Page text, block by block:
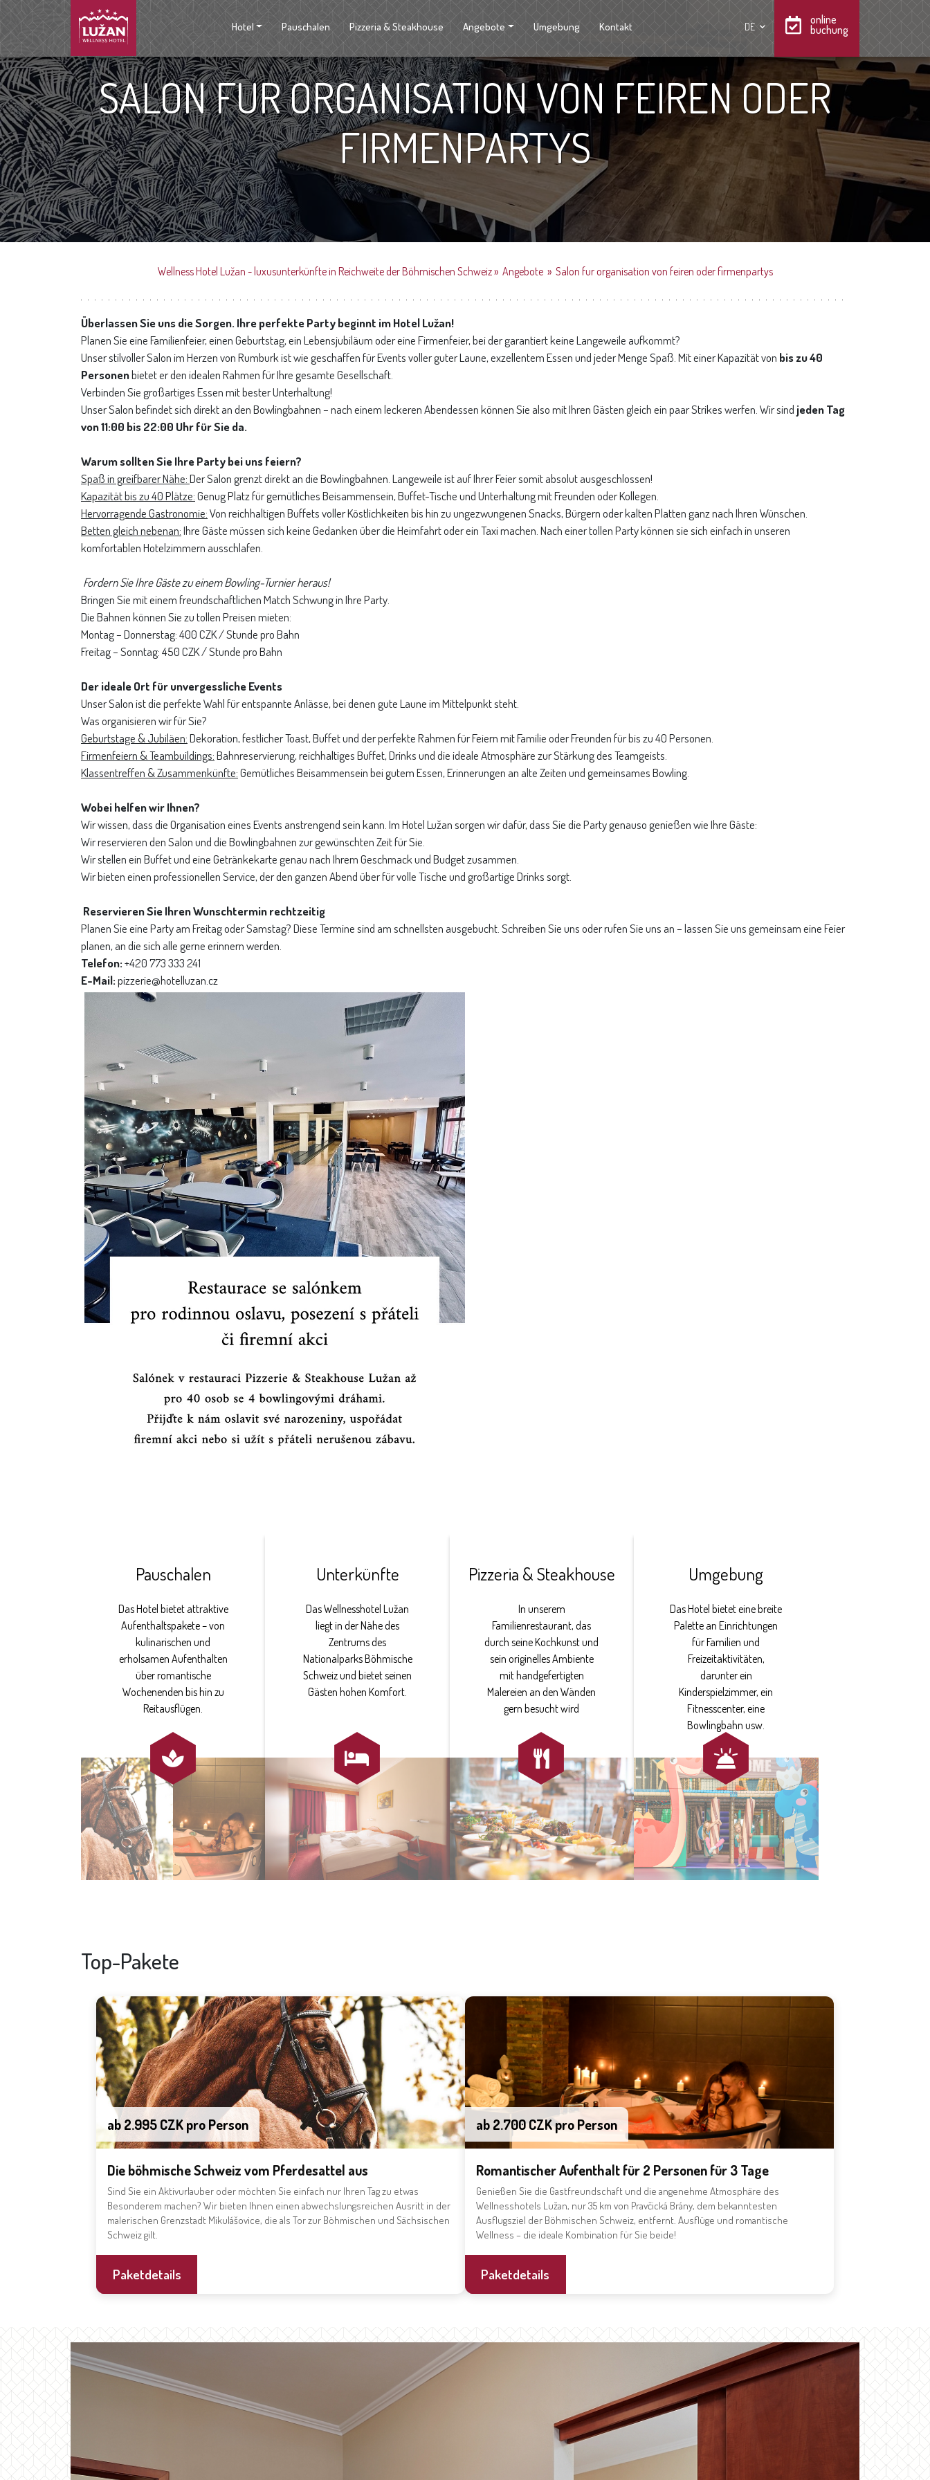
Hotel Pauschalen Pizzeria & Steakhouse Angebote Umgebung Kontakt DE
online
buchung
SALON FUR ORGANISATION VON FEIREN ODER
FIRMENPARTYS
Wellness Hotel Lužan - luxusunterkünfte in Reichweite der Böhmischen Schweiz» Angebote» Salon fur organisation von feiren oder firmenpartys
Überlassen Sie uns die Sorgen. Ihre perfekte Party beginnt im Hotel Lužan!
Planen Sie eine Familienfeier, einen Geburtstag, ein Lebensjubiläum oder eine Firmenfeier, bei der garantiert keine Langeweile aufkommt?
Unser stilvoller Salon im Herzen von Rumburk ist wie geschaffen für Events voller guter Laune, exzellentem Essen und jeder Menge Spaß. Mit einer Kapazität von bis zu 40
Personenbietet er den idealen Rahmen für Ihre gesamte Gesellschaft.
Verbinden Sie großartiges Essen mit bester Unterhaltung!
Unser Salon befindet sich direkt an den Bowlingbahnen – nach einem leckeren Abendessen können Sie also mit Ihren Gästen gleich ein paar Strikes werfen. Wir sind jeden Tag
von 11:00 bis 22:00 Uhr für Sie da.
Warum sollten Sie Ihre Party bei uns feiern?
Spaß in greifbarer Nähe:Der Salon grenzt direkt an die Bowlingbahnen. Langeweile ist auf Ihrer Feier somit absolut ausgeschlossen!
Kapazität bis zu 40 Plätze:Genug Platz für gemütliches Beisammensein, Buffet-Tische und Unterhaltung mit Freunden oder Kollegen.
Hervorragende Gastronomie:Von reichhaltigen Buffets voller Köstlichkeiten bis hin zu ungezwungenen Snacks, Bürgern oder kalten Platten ganz nach Ihren Wünschen.
Betten gleich nebenan:Ihre Gäste müssen sich keine Gedanken über die Heimfahrt oder ein Taxi machen. Nach einer tollen Party können sie sich einfach in unseren
komfortablen Hotelzimmern ausschlafen.
Fordern Sie Ihre Gäste zu einem Bowling-Turnier heraus!
Bringen Sie mit einem freundschaftlichen Match Schwung in Ihre Party.
Die Bahnen können Sie zu tollen Preisen mieten:
Montag – Donnerstag: 400 CZK / Stunde pro Bahn
Freitag – Sonntag: 450 CZK / Stunde pro Bahn
Der ideale Ort für unvergessliche Events
Unser Salon ist die perfekte Wahl für entspannte Anlässe, bei denen gute Laune im Mittelpunkt steht.
Was organisieren wir für Sie?
Geburtstage & Jubiläen:Dekoration, festlicher Toast, Buffet und der perfekte Rahmen für Feiern mit Familie oder Freunden für bis zu 40 Personen.
Firmenfeiern & Teambuildings:Bahnreservierung, reichhaltiges Buffet, Drinks und die ideale Atmosphäre zur Stärkung des Teamgeists.
Klassentreffen & Zusammenkünfte:Gemütliches Beisammensein bei gutem Essen, Erinnerungen an alte Zeiten und gemeinsames Bowling.
Wobei helfen wir Ihnen?
Wir wissen, dass die Organisation eines Events anstrengend sein kann. Im Hotel Lužan sorgen wir dafür, dass Sie die Party genauso genießen wie Ihre Gäste:
Wir reservieren den Salon und die Bowlingbahnen zur gewünschten Zeit für Sie.
Wir stellen ein Buffet und eine Getränkekarte genau nach Ihrem Geschmack und Budget zusammen.
Wir bieten einen professionellen Service, der den ganzen Abend über für volle Tische und großartige Drinks sorgt.
Reservieren Sie Ihren Wunschtermin rechtzeitig
Planen Sie eine Party am Freitag oder Samstag? Diese Termine sind am schnellsten ausgebucht. Schreiben Sie uns oder rufen Sie uns an – lassen Sie uns gemeinsam eine Feier
planen, an die sich alle gerne erinnern werden.
Telefon:+420 773 333 241
E-Mail:pizzerie@hotelluzan.cz
Pauschalen
Das Hotel bietet attraktive
Aufenthaltspakete – von
kulinarischen und
erholsamen Aufenthalten
über romantische
Wochenenden bis hin zu
Reitausflügen.

Unterkünfte
Das Wellnesshotel Lužan
liegt in der Nähe des
Zentrums des
Nationalparks Böhmische
Schweiz und bietet seinen
Gästen hohen Komfort.

Pizzeria & Steakhouse
In unserem
Familienrestaurant, das
durch seine Kochkunst und
sein originelles Ambiente
mit handgefertigten
Malereien an den Wänden
gern besucht wird

Umgebung
Das Hotel bietet eine breite
Palette an Einrichtungen
für Familien und
Freizeitaktivitäten,
darunter ein
Kinderspielzimmer, ein
Fitnesscenter, eine
Bowlingbahn usw.
Top-Pakete
Die böhmische Schweiz vom Pferdesattel aus
Sind Sie ein Aktivurlauber oder möchten Sie einfach nur Ihren Tag zu etwas
Besonderem machen? Wir bieten Ihnen einen abwechslungsreichen Ausritt in der
malerischen Grenzstadt Mikulášovice, die als Tor zur Böhmischen und Sächsischen
Schweiz gilt.
ab 2.995 CZK pro Person
Paketdetails
Romantischer Aufenthalt für 2 Personen für 3 Tage
Genießen Sie die Gastfreundschaft und die angenehme Atmosphäre des
Wellnesshotels Lužan, nur 35 km von Pravčická Brány, dem bekanntesten
Ausflugsziel der Böhmischen Schweiz, entfernt. Ausflüge und romantische
Wellness – die ideale Kombination für Sie beide!
ab 2.700 CZK pro Person
Paketdetails